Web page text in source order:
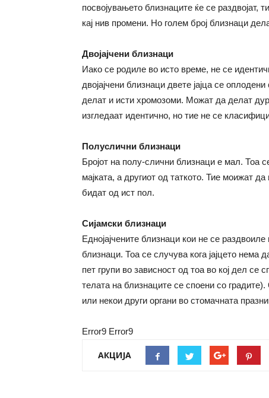
посвојувањето близнаците ќе се раздвојат,
кај нив промени. Но голем број близнаци
Двојајчени близнаци
Иако се родиле во исто време, не се
двојајчени близнаци двете јајца се
делат и исти хромозоми. Можат да делат
изгледаат идентично, но тие не се
Полуслични близнаци
Бројот на полу-слични близнаци е мал. Тоа
мајката, а другиот од таткото. Тие моижат
бидат од ист пол.
Сијамски близнаци
Еднојајчените близнаци кои не се
близнаци. Тоа се случува кога јајцето нема
пет групи во зависност од тоа во кој дел се
телата на близнаците се споени со
или некои други органи во стомачната
Error9 Error9
АКЦИЈА